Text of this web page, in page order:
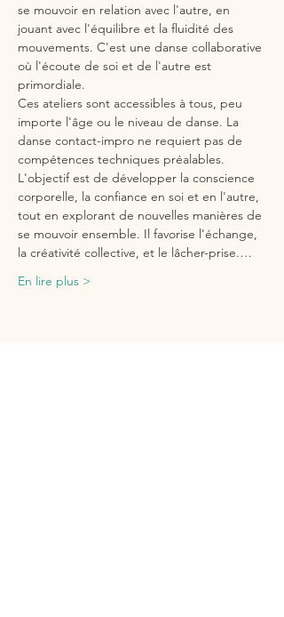
se mouvoir en relation avec l'autre, en
jouant avec l'équilibre et la fluidité des
mouvements. C'est une danse collaborative
où l'écoute de soi et de l'autre est
primordiale.
Ces ateliers sont accessibles à tous, peu
importe l'âge ou le niveau de danse. La
danse contact-impro ne requiert pas de
compétences techniques préalables.
L'objectif est de développer la conscience
corporelle, la confiance en soi et en l'autre,
tout en explorant de nouvelles manières de
se mouvoir ensemble. Il favorise l'échange,
la créativité collective, et le lâcher-prise.…
En lire plus >